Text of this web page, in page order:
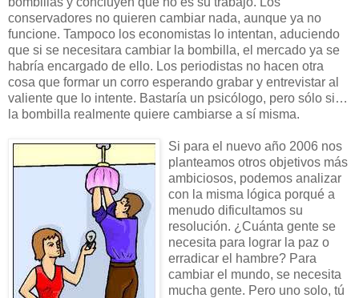
conservadores no quieren cambiar nada, aunque ya no
funcione. Tampoco los economistas lo intentan, aduciendo
que si se necesitara cambiar la bombilla, el mercado ya se
habría encargado de ello. Los periodistas no hacen otra
cosa que formar un corro esperando grabar y entrevistar al
valiente que lo intente. Bastaría un psicólogo, pero sólo si…
la bombilla realmente quiere cambiarse a sí misma.
Si para el nuevo año 2006 nos
planteamos otros objetivos más
ambiciosos, podemos analizar
con la misma lógica porqué a
menudo dificultamos su
resolución. ¿Cuánta gente se
necesita para lograr la paz o
erradicar el hambre? Para
cambiar el mundo, se necesita
mucha gente. Pero uno solo, tú